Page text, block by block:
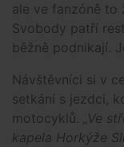
ale ve fanzóně to
Svobody patří
běžně podnikají.
Návštěvníci si v
setkání s jezdci,
motocyklů.
„Ve
kapela Horkýže